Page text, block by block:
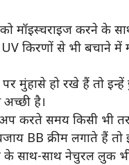
को मॉइस्चराइज करने के
UV किरणों से भी बचाने
मुंहासे हो रखे हैं तो
है।
करते समय किसी भी
BB क्रीम लगाते हैं
के साथ-साथ नेचुरल लुक